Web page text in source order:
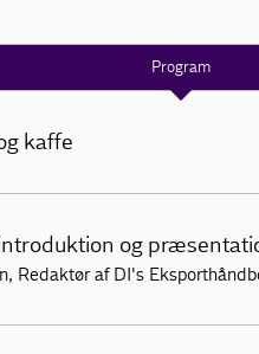
Program
kaffe
og
Redaktør af DI's